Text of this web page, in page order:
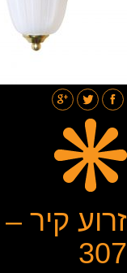
זרוע קיר –
307